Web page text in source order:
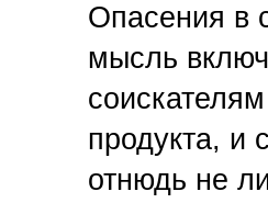
Опасения в
мысль
продукта, и
отнюдь не